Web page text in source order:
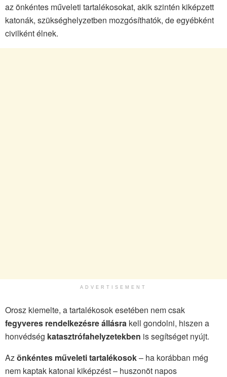
az önkéntes műveleti tartalékosokat, akik szintén kiképzett
katonák, szükséghelyzetben mozgósíthatók, de egyébként
civilként élnek.
ADVERTISEMENT
Orosz kiemelte, a tartalékosok esetében nem csak
fegyveres rendelkezésre állásra kell gondolni, hiszen a
honvédség katasztrófahelyzetekben is segítséget nyújt.
Azönkéntes műveleti tartalékosok– ha korábban még
nem kaptak katonai kiképzést – huszonöt napos